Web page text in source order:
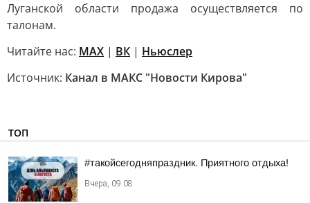
Луганской области продажа осуществляется по
талонам.
Читайте нас: MAX | ВК | Ньюслер
Источник: Канал в МАКС "Новости Кирова"
ТОП
#такойсегодняпраздник. Приятного отдыха!
Вчера, 09:08